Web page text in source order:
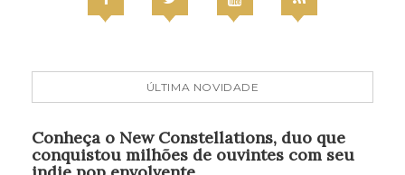
ÚLTIMA NOVIDADE
Conheça o New Constellations, duo que
conquistou milhões de ouvintes com seu